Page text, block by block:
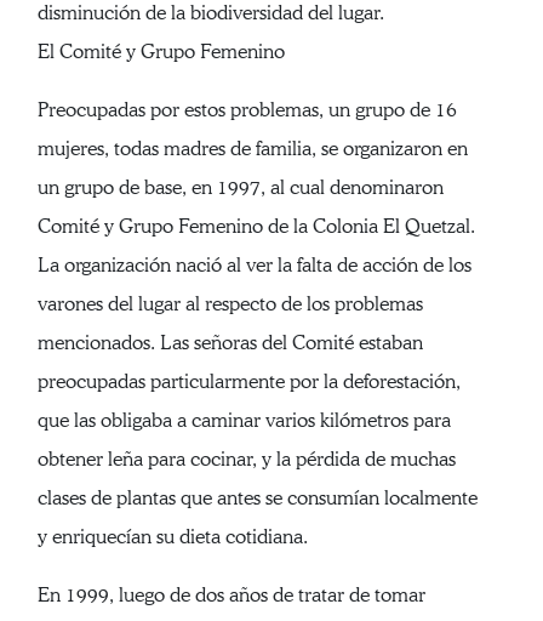
disminución de la biodiversidad del lugar.
El Comité y Grupo Femenino
Preocupadas por estos problemas, un grupo de 16
mujeres, todas madres de familia, se organizaron en
un grupo de base, en 1997, al cual denominaron
Comité y Grupo Femenino de la Colonia El Quetzal.
La organización nació al ver la falta de acción de los
varones del lugar al respecto de los problemas
mencionados. Las señoras del Comité estaban
preocupadas particularmente por la deforestación,
que las obligaba a caminar varios kilómetros para
obtener leña para cocinar, y la pérdida de muchas
clases de plantas que antes se consumían localmente
y enriquecían su dieta cotidiana.
En 1999, luego de dos años de tratar de tomar